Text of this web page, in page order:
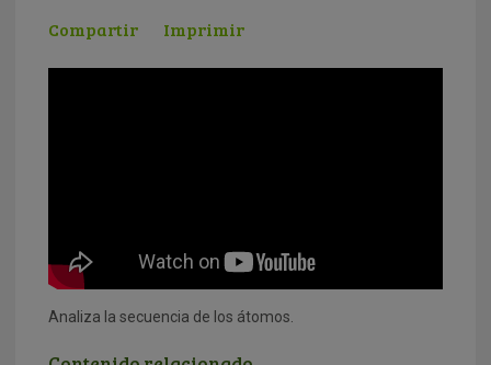
Compartir Imprimir
Analiza la secuencia de los átomos.